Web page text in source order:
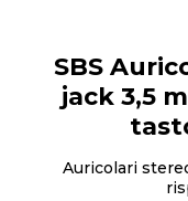
SBS
jack 3,5
Auricolari